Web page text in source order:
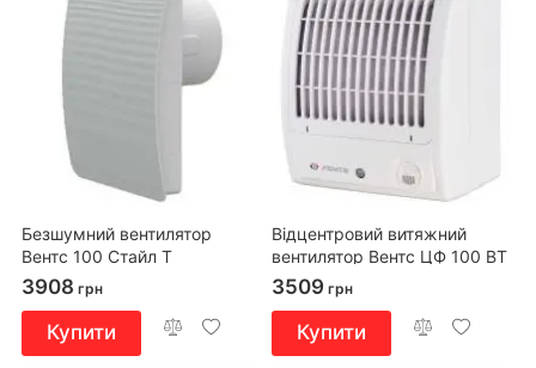
Безшумний вентилятор
Вентс 100 Стайл Т
3908 грн
Купити
Відцентровий витяжний
вентилятор Вентс ЦФ 100 ВТ
3509 грн
Купити